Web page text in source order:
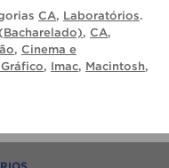
CA, Laboratórios.
, CA,
, Cinema e
, Imac, Macintosh,